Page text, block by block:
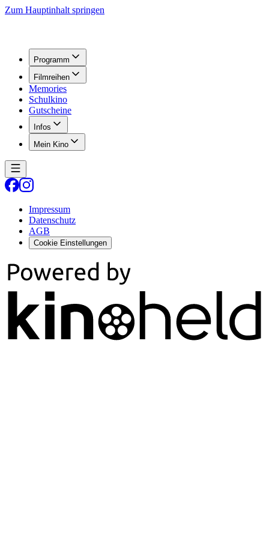
Zum Hauptinhalt springen
Programm
Filmreihen
Memories
Schulkino
Gutscheine
Infos
Mein Kino
Impressum
Datenschutz
AGB
Cookie Einstellungen